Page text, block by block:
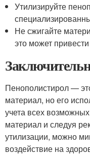
Утилизируйте
Не сжигайте
это может
Пенополистирол —
материал, но его
учета всех
материал и следуя
утилизации, можно
воздействие на